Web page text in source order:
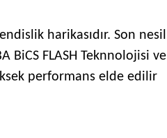
harikasıdır. Son nesil
BiCS FLASH Teknnolojisi ve
performans elde edilir